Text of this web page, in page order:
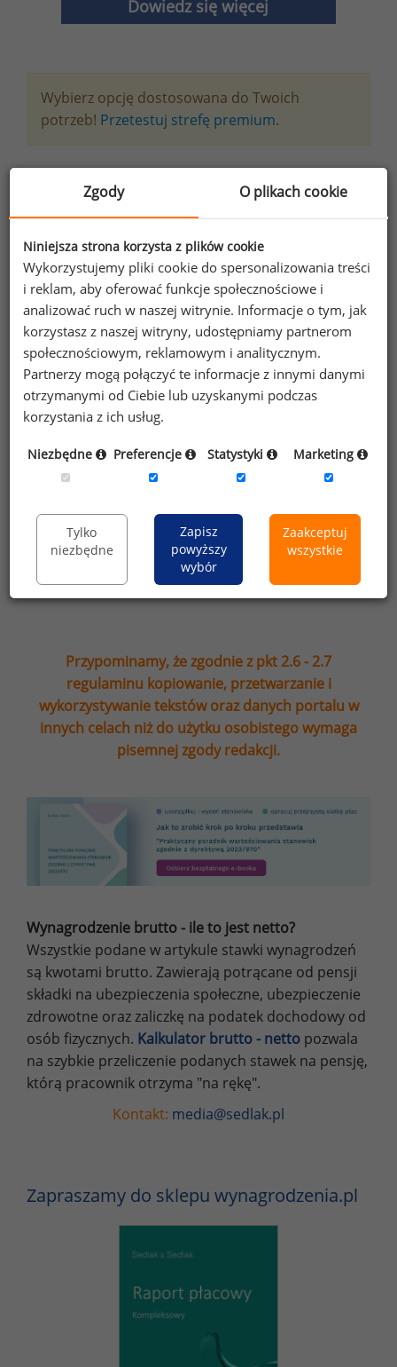
Dowiedz się więcej
Wybierz opcję dostosowana do Twoich
potrzeb! Przetestuj strefę premium.
wynagrodzeniach?
Zapisz się do newslettera!
Wyrażam zgodę na przetwarzanie moich
danych osobowych zawartych w
formularzu przez Sedlak
Sedlak sp. z o.o.
sp. k. w celu otrzymywania bezpłatnego
newsletter’a portalu wynagrodzenia.pl.
adres e-mail ofert handlowych oraz
informacji marketingowych. Oświadczam,
że zapoznałem się z treścią
informacji na
temat przetwarzania.
Przypominamy, że zgodnie z pkt 2.6 - 2.7
regulaminu kopiowanie, przetwarzanie i
wykorzystywanie tekstów oraz danych portalu w
innych celach niż do użytku osobistego wymaga
pisemnej zgody redakcji.
Wynagrodzenie brutto - ile to jest netto?
Wszystkie podane w artykule stawki wynagrodzeń
są kwotami brutto. Zawierają potrącane od pensji
składki na ubezpieczenia społeczne, ubezpieczenie
zdrowotne oraz zaliczkę na podatek dochodowy od
osób fizycznych. Kalkulator brutto - netto pozwala
na szybkie przeliczenie podanych stawek na pensję,
którą pracownik otrzyma "na rękę".
Kontakt: media@sedlak.pl
Zapraszamy do sklepu wynagrodzenia.pl
Zgody O plikach cookie
Niniejsza strona korzysta z plików cookie
Wykorzystujemy pliki cookie do spersonalizowania treści
i reklam, aby oferować funkcje społecznościowe i
analizować ruch w naszej witrynie. Informacje o tym, jak
korzystasz z naszej witryny, udostępniamy partnerom
społecznościowym, reklamowym i analitycznym.
Partnerzy mogą połączyć te informacje z innymi danymi
otrzymanymi od Ciebie lub uzyskanymi podczas
korzystania z ich usług.
Niezbędne Preferencje Statystyki Marketing
Tylko
niezbędne
Zapisz
powyższy
wybór
Zaakceptuj
wszystkie